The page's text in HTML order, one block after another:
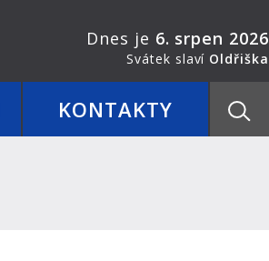
KONTAKTY
Dnes je 6. srpen 2026
Svátek slaví Oldřiška